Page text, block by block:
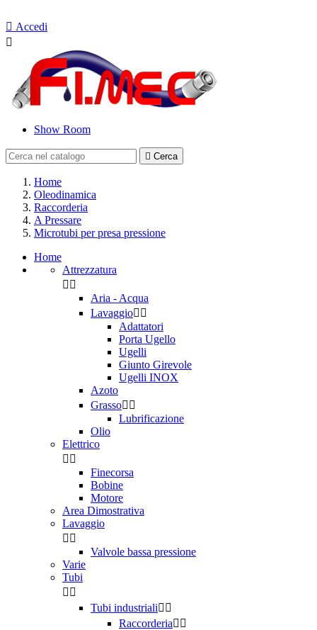
 Accedi

Show Room
 Cerca
Home
Oleodinamica
Raccorderia
A Pressare
Microtubi per presa pressione
Home
Attrezzatura
 
Aria - Acqua
Lavaggio 
Adattatori
Porta Ugello
Ugelli
Giunto Girevole
Ugelli INOX
Azoto
Grasso 
Lubrificazione
Olio
Elettrico
 
Finecorsa
Bobine
Motore
Area Dimostrativa
Lavaggio
 
Valvole bassa pressione
Varie
Tubi
 
Tubi industriali 
Raccorderia 